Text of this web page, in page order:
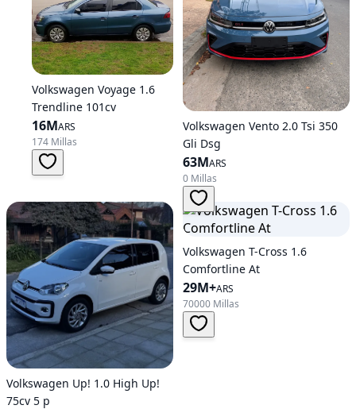
Volkswagen Voyage 1.6
Trendline 101cv
16MARS
174 Millas
Volkswagen Vento 2.0 Tsi 350
Gli Dsg
63MARS
0 Millas
Volkswagen Up! 1.0 High Up!
75cv 5 p
Volkswagen T-Cross 1.6
Comfortline At
29M+ARS
70000 Millas